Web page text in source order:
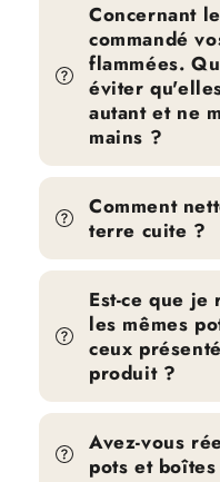
Concernant
commandé
flammées.
éviter
autant et ne
mains ?
Comment
terre cuite ?
Est-ce que je
les mêmes
ceux
produit ?
Avez-vous
pots et